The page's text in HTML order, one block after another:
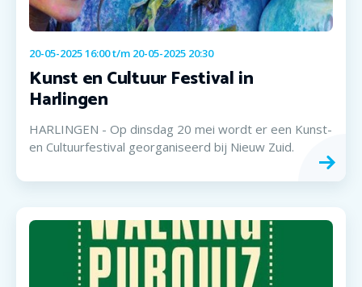
20-05-2025 16:00t/m 20-05-2025 20:30
Kunst en Cultuur Festival in
Harlingen
HARLINGEN - Op dinsdag 20 mei wordt er een Kunst-
en Cultuurfestival georganiseerd bij Nieuw Zuid.